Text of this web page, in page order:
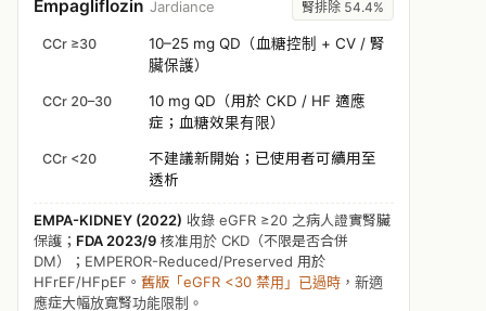
Empagliflozin Jardiance 腎排除 54.4%
CCr ≥30
10–25 mg QD（血糖控制 + CV / 腎
臟保護）
CCr 20–30
10 mg QD（用於 CKD / HF 適應
症；血糖效果有限）
CCr <20
不建議新開始；已使用者可續用至
透析
EMPA-KIDNEY (2022) 收錄 eGFR ≥20 之病人證實腎臟
保護； FDA 2023/9 核准用於 CKD（不限是否合併
DM）；EMPEROR-Reduced/Preserved 用於
HFrEF/HFpEF。 舊版「eGFR <30 禁用」已過時 ，新適
應症大幅放寬腎功能限制。